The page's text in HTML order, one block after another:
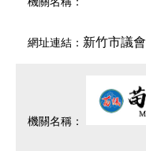
新竹市議會